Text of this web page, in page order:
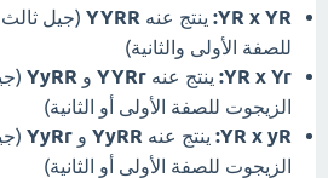
YR x YR: ينتج عنه YYRR (جيل
للصفة الأولى والثانية)
YR x Yr: ينتج عنه YYRr و YyRR
الزيجوت للصفة الأولى أو الثانية)
YR x yR: ينتج عنه YyRR و YyRr
الزيجوت للصفة الأولى أو الثانية)